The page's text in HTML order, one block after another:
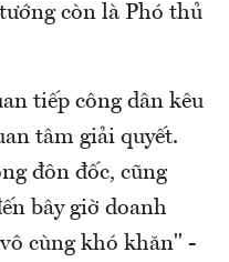
còn là Phó thủ
tiếp công dân kêu
tâm giải quyết.
đôn đốc, cũng
bây giờ doanh
cùng khó khăn" -